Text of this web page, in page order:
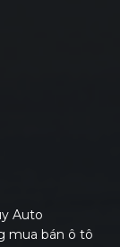
Auto
mua bán ô tô